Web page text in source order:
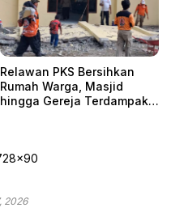
Relawan PKS Bersihkan
Rumah Warga, Masjid
hingga Gereja Terdampak
2026